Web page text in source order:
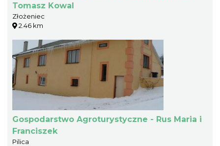
Tomasz Kowal
Złożeniec
2.46 km
Gospodarstwo Agroturystyczne - Rus Maria i
Franciszek
Pilica